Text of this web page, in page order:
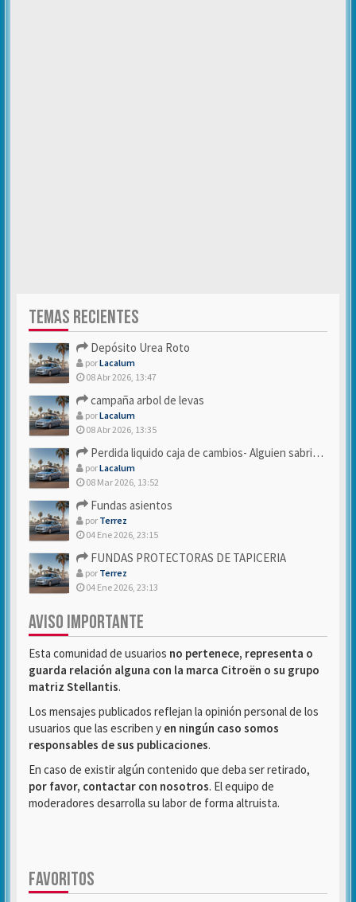
TEMAS RECIENTES
Depósito Urea Roto
porLacalum
08 Abr 2026, 13:47
campaña arbol de levas
porLacalum
08 Abr 2026, 13:35
Perdida liquido caja de cambios- Alguien sabria decirme
porLacalum
08 Mar 2026, 13:52
Fundas asientos
por Terrez
04 Ene 2026, 23:15
FUNDAS PROTECTORAS DE TAPICERIA
por Terrez
04 Ene 2026, 23:13
AVISO IMPORTANTE
Esta comunidad de usuarios no pertenece, representa o
guarda relación alguna con la marca Citroën o su grupo
matriz Stellantis.
Los mensajes publicados reflejan la opinión personal de los
usuarios que las escriben y en ningún caso somos
responsables de sus publicaciones.
En caso de existir algún contenido que deba ser retirado,
por favor, contactar con nosotros. El equipo de
moderadores desarrolla su labor de forma altruista.
FAVORITOS